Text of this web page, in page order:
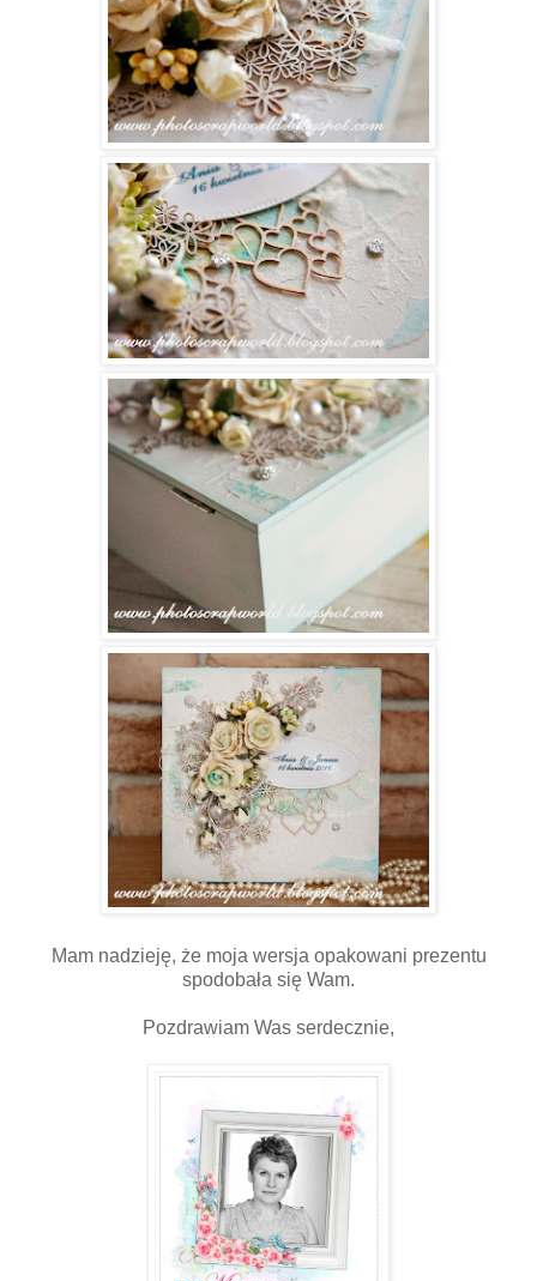
Mam nadzieję, że moja wersja opakowani prezentu
spodobała się Wam.
Pozdrawiam Was serdecznie,